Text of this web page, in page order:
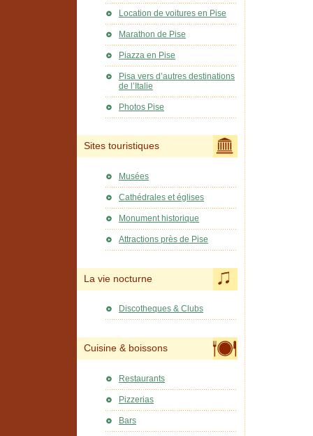
Location de voitures en Pise
Marathon de Pise
Piazza en Pise
Pisa vers d’autres destinations
de l’Italie
Photos Pise
Sites touristiques
Musées
Cathédrales et églises
Monument historique
Attractions près de Pise
La vie nocturne
Discotheques & Clubs
Cuisine & boissons
Restaurants
Pizzerias
Bars